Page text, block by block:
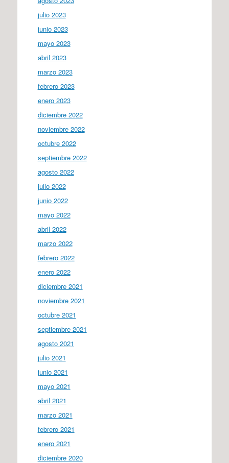
julio 2023
junio 2023
mayo 2023
abril 2023
marzo 2023
febrero 2023
enero 2023
diciembre 2022
noviembre 2022
octubre 2022
septiembre 2022
agosto 2022
julio 2022
junio 2022
mayo 2022
abril 2022
marzo 2022
febrero 2022
enero 2022
diciembre 2021
noviembre 2021
octubre 2021
septiembre 2021
agosto 2021
julio 2021
junio 2021
mayo 2021
abril 2021
marzo 2021
febrero 2021
enero 2021
diciembre 2020